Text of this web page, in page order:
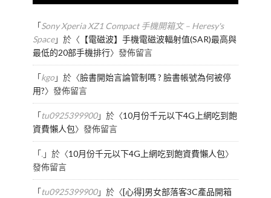
「Sony Xperia XZ1 Compact 手機開箱文 – Heresy's
Space」於〈 【電磁波】手機電磁波輻射值(SAR)最高與
最低的20部手機排行〉發佈留言
「kgo」於〈臉書開始言論管制嗎 ? 臉書帳號為何被停
用?〉發佈留言
「tu0925399900」於〈10月份千元以下4G上網吃到飽
資費懶人包〉發佈留言
「.」於〈10月份千元以下4G上網吃到飽資費懶人包〉
發佈留言
「tu0925399900」於〈[心得]男女部落客3C產品開箱